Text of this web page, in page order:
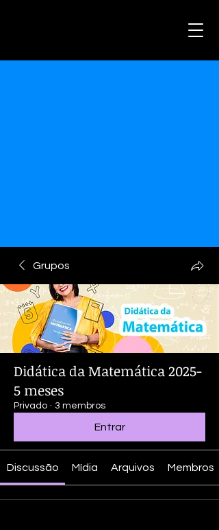
Grupos
Didática da Matemática 2025-
5 meses
Privado · 3 membros
Entrar
Discussão Mídia Arquivos Membros